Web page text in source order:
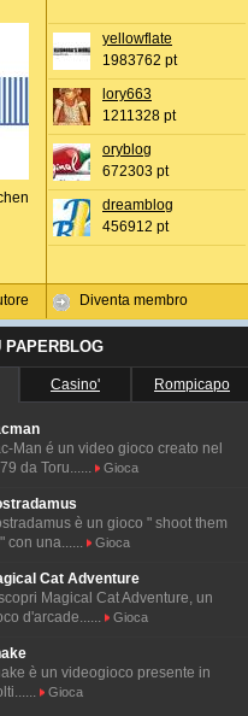
yellowflate
1983762 pt
lory663
1211328 pt
oryblog
672303 pt
dreamblog
456912 pt
Diventa membro
PAPERBLOG
Casino' Rompicapo
Man é un video gioco creato nel
da Toru......
Gioca
è un gioco " shoot them
con una......
Gioca
Cat Adventure
Magical Cat Adventure, un
d'arcade......
Gioca
è un videogioco presente in
Gioca